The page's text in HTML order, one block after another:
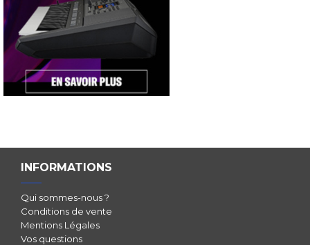
INFORMATIONS
Qui sommes-nous ?
Conditions de vente
Mentions Légales
Vos questions